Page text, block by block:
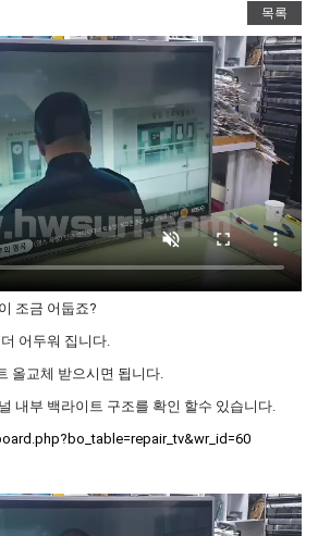
목록
조금 어둡죠?
어두워 집니다.
올교체 받으시면 됩니다.
내부 백라이트 구조를 확인 할수 있습니다.